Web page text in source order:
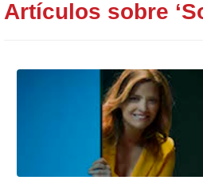
Artículos sobre